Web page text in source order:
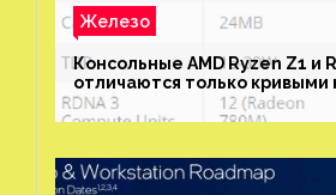
Железо
Консольные AMD Ryzen Z1 и
отличаются только кривыми